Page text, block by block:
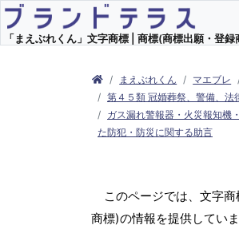
「まえぶれくん」文字商標 | 商標(商標出願・登録
まえぶれくん マエブレ
第４５類 冠婚葬祭、警備、法
ガス漏れ警報器・火災報知機
た防犯・防災に関する助言
このページでは、文字
商標)の情報を提供してい